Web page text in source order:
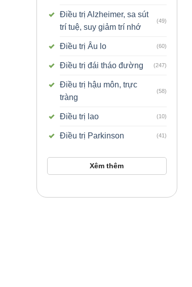
Điều trị Alzheimer, sa sút
trí tuệ, suy giảm trí nhớ
(49)
Điều trị Âu lo (60)
Điều trị đái tháo đường (247)
Điều trị hậu môn, trực
tràng
(58)
Điều trị lao (10)
Điều trị Parkinson (41)
Xêm thêm